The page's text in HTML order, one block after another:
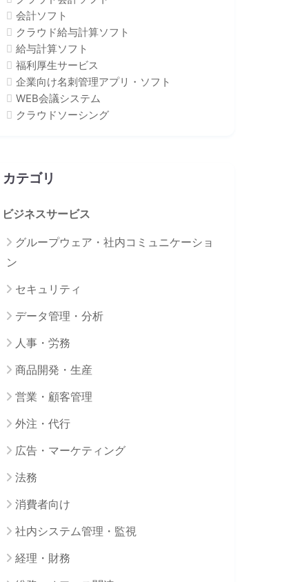
会計ソフト
クラウド給与計算ソフト
給与計算ソフト
福利厚生サービス
企業向け名刺管理アプリ・ソフト
WEB会議システム
クラウドソーシング
カテゴリ
ビジネスサービス
グループウェア・社内コミュニケーショ
ン
セキュリティ
データ管理・分析
人事・労務
商品開発・生産
営業・顧客管理
外注・代行
広告・マーケティング
法務
消費者向け
社内システム管理・監視
経理・財務